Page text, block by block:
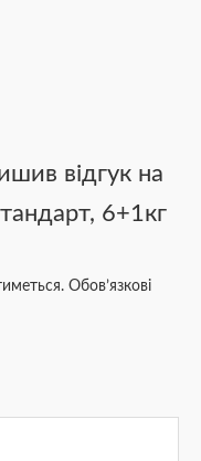
відгук на
6+1кг
Обов’язкові